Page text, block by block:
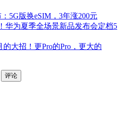
5G版换eSIM，3年涨200元
华为夏季全场景新品发布会定档5
的大招！更Pro的Pro，更大的
评论